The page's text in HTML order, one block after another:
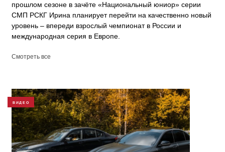
прошлом сезоне в зачёте «Национальный юниор» серии
СМП РСКГ Ирина планирует перейти на качественно новый
уровень – впереди взрослый чемпионат в России и
международная серия в Европе.
Смотреть все
ВИДЕО